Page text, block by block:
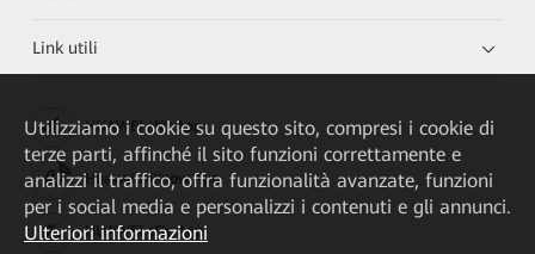
Link utili
HUAWEI eKit App
Huawei HiKnow App
HUAWEI eFly App
Utilizziamo i cookie su questo sito, compresi i cookie di
terze parti, affinché il sito funzioni correttamente e
analizzi il traffico, offra funzionalità avanzate, funzioni
per i social media e personalizzi i contenuti e gli annunci.
Ulteriori informazioni